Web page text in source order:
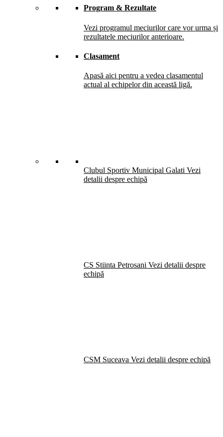
Program & Rezultate
Vezi programul meciurilor care vor urma și
rezultatele meciurilor anterioare.
Clasament
Apasă aici pentru a vedea clasamentul
actual al echipelor din această ligă.
Clubul Sportiv Municipal Galati Vezi
detalii despre echipă
CS Stiinta Petrosani Vezi detalii despre
echipă
CSM Suceava Vezi detalii despre echipă